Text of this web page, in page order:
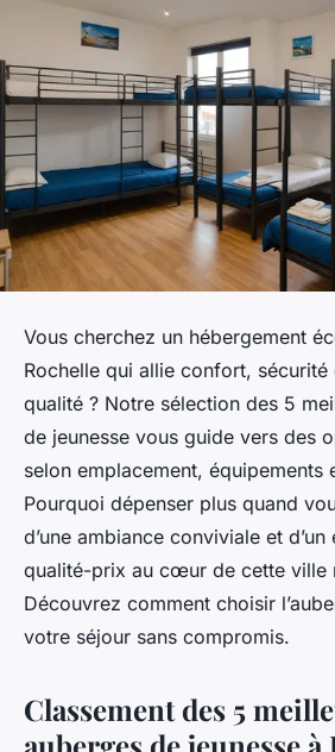
Vous cherchez un hébergement
Rochelle qui allie confort, sécurité
qualité ? Notre sélection des 5
de jeunesse vous guide vers des
selon emplacement, équipements
Pourquoi dépenser plus quand
d’une ambiance conviviale et
qualité-prix au cœur de cette ville
Découvrez comment choisir
votre séjour sans compromis.
Classement des 5